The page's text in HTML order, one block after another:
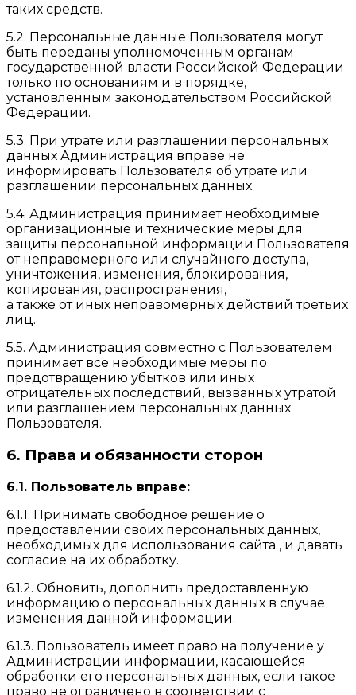
таких средств.
5.2. Персональные данные Пользователя могут
быть переданы уполномоченным органам
государственной власти Российской Федерации
только по основаниям и в порядке,
установленным законодательством Российской
Федерации.
5.3. При утрате или разглашении персональных
данных Администрация вправе не
информировать Пользователя об утрате или
разглашении персональных данных.
5.4. Администрация принимает необходимые
организационные и технические меры для
защиты персональной информации Пользователя
от неправомерного или случайного доступа,
уничтожения, изменения, блокирования,
копирования, распространения,
а также от иных неправомерных действий третьих
лиц.
5.5. Администрация совместно с Пользователем
принимает все необходимые меры по
предотвращению убытков или иных
отрицательных последствий, вызванных утратой
или разглашением персональных данных
Пользователя.
6. Права и обязанности сторон
6.1. Пользователь вправе:
6.1.1. Принимать свободное решение о
предоставлении своих персональных данных,
необходимых для использования сайта , и давать
согласие на их обработку.
6.1.2. Обновить, дополнить предоставленную
информацию о персональных данных в случае
изменения данной информации.
6.1.3. Пользователь имеет право на получение у
Администрации информации, касающейся
обработки его персональных данных, если такое
право не ограничено в соответствии с